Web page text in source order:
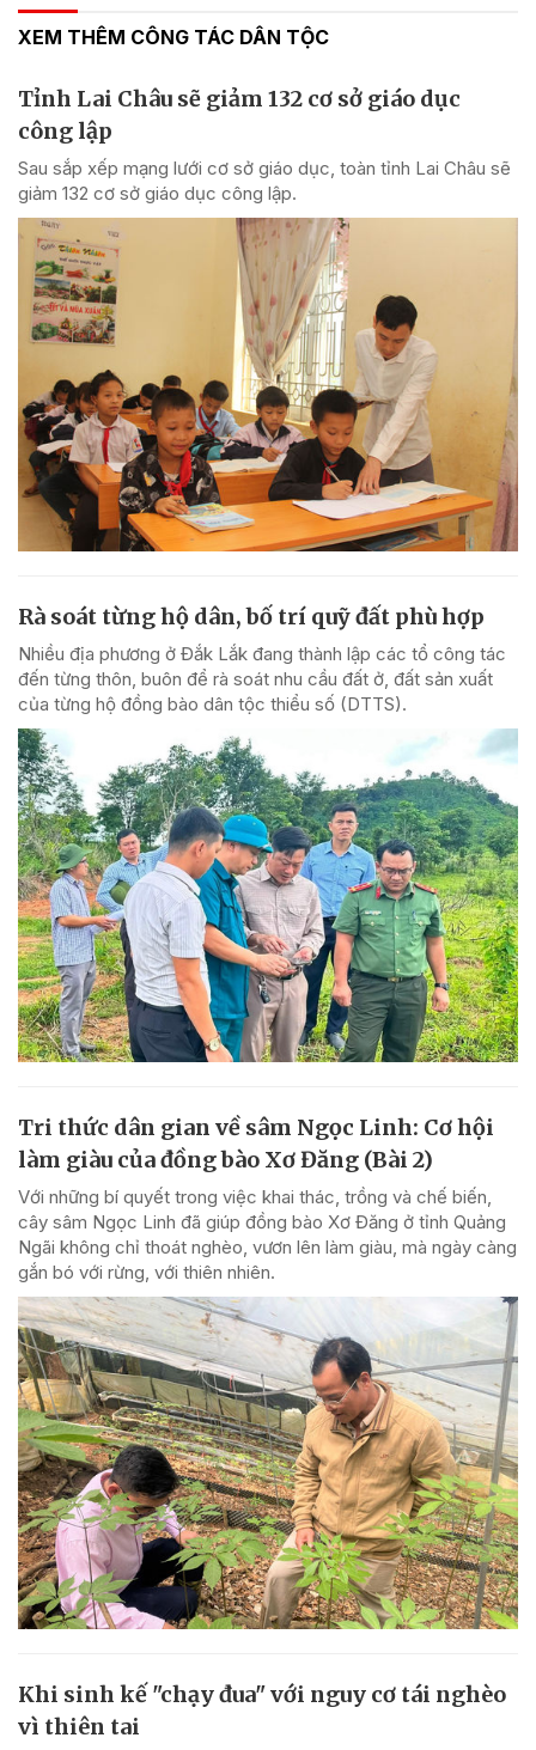
XEM THÊM CÔNG TÁC DÂN TỘC
Tỉnh Lai Châu sẽ giảm 132 cơ sở giáo dục
công lập
Sau sắp xếp mạng lưới cơ sở giáo dục, toàn tỉnh Lai Châu sẽ
giảm 132 cơ sở giáo dục công lập.
Rà soát từng hộ dân, bố trí quỹ đất phù hợp
Nhiều địa phương ở Đắk Lắk đang thành lập các tổ công tác
đến từng thôn, buôn để rà soát nhu cầu đất ở, đất sản xuất
của từng hộ đồng bào dân tộc thiểu số (DTTS).
Tri thức dân gian về sâm Ngọc Linh: Cơ hội
làm giàu của đồng bào Xơ Đăng (Bài 2)
Với những bí quyết trong việc khai thác, trồng và chế biến,
cây sâm Ngọc Linh đã giúp đồng bào Xơ Đăng ở tỉnh Quảng
Ngãi không chỉ thoát nghèo, vươn lên làm giàu, mà ngày càng
gắn bó với rừng, với thiên nhiên.
Khi sinh kế "chạy đua" với nguy cơ tái nghèo
vì thiên tai